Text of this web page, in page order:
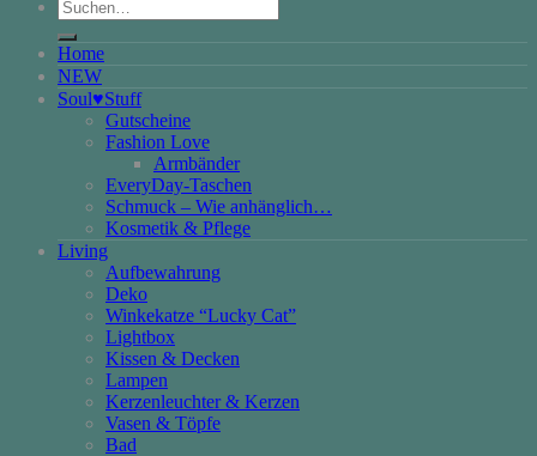
Suchen
nach:
Home
NEW
Soul♥Stuff
Gutscheine
Fashion Love
Armbänder
EveryDay-Taschen
Schmuck – Wie anhänglich…
Kosmetik & Pflege
Living
Aufbewahrung
Deko
Winkekatze “Lucky Cat”
Lightbox
Kissen & Decken
Lampen
Kerzenleuchter & Kerzen
Vasen & Töpfe
Bad